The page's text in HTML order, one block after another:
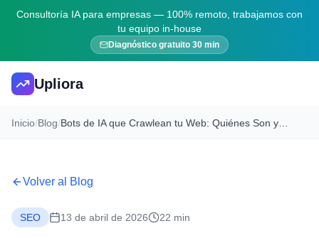
Consultoría IA para empresas — 100% remoto, trabajamos con
tu equipo in-house
Diagnóstico gratuito 30 min
Upliora
Inicio/Blog/
Volver al Blog
SEO 13 de abril de 2026 22 min